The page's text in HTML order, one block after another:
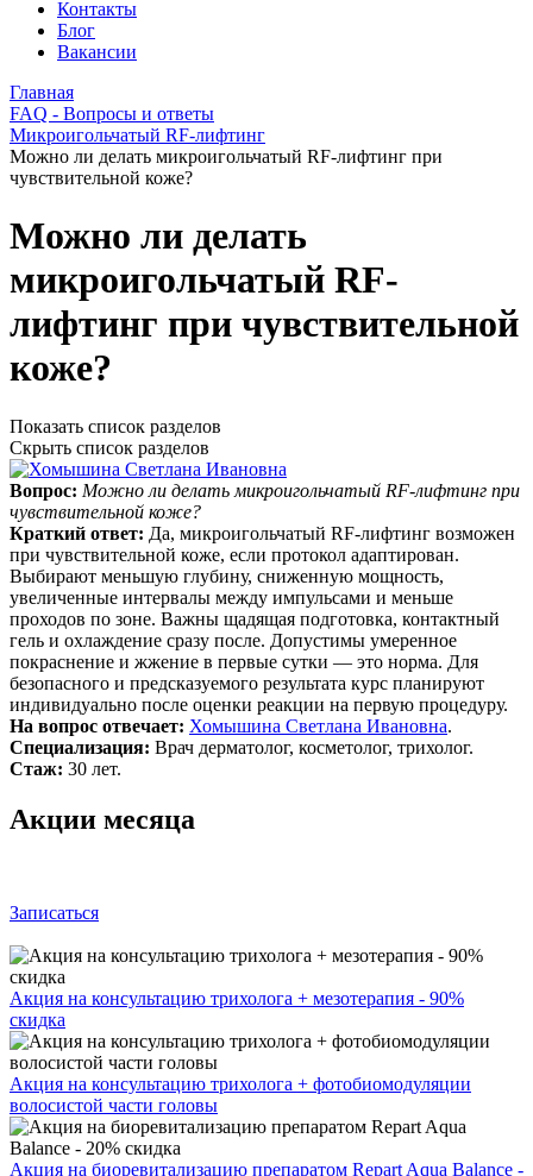
Контакты
Блог
Вакансии
Главная
FAQ - Вопросы и ответы
Микроигольчатый RF-лифтинг
Можно ли делать микроигольчатый RF-лифтинг при
чувствительной коже?
Можно ли делать
микроигольчатый RF-
лифтинг при чувствительной
коже?
Показать список разделов
Скрыть список разделов
Вопрос: Можно ли делать микроигольчатый RF-лифтинг при
чувствительной коже?
Краткий ответ: Да, микроигольчатый RF-лифтинг возможен
при чувствительной коже, если протокол адаптирован.
Выбирают меньшую глубину, сниженную мощность,
увеличенные интервалы между импульсами и меньше
проходов по зоне. Важны щадящая подготовка, контактный
гель и охлаждение сразу после. Допустимы умеренное
покраснение и жжение в первые сутки — это норма. Для
безопасного и предсказуемого результата курс планируют
индивидуально после оценки реакции на первую процедуру.
На вопрос отвечает: Хомышина Светлана Ивановна.
Специализация: Врач дерматолог, косметолог, трихолог.
Стаж: 30 лет.
Акции месяца
Записаться
Акция на консультацию трихолога + мезотерапия - 90%
скидка
Акция на консультацию трихолога + фотобиомодуляции
волосистой части головы
Акция на биоревитализацию препаратом Repart Aqua Balance -